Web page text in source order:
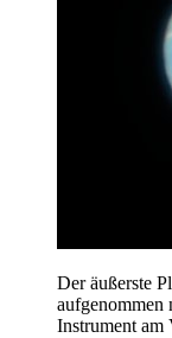
Der äußerste
Instrument am